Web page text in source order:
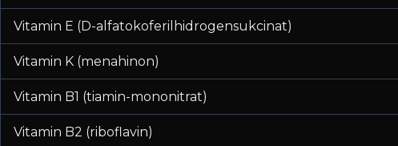
Vitamin E (D-alfatokoferilhidrogensukcinat)
Vitamin K (menahinon)
Vitamin B1 (tiamin-mononitrat)
Vitamin B2 (riboflavin)